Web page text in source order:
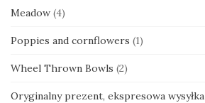
Meadow (4)
Poppies and cornflowers (1)
Wheel Thrown Bowls (2)
Oryginalny prezent, ekspresowa wysyłka